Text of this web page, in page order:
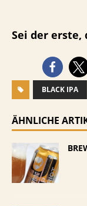
Sei der
BLACK IPA
ÄHNLICHE